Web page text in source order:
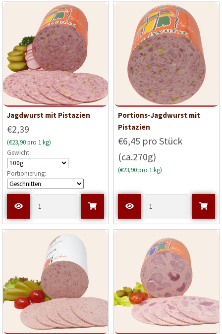
Jagdwurst mit Pistazien
€2,39
(€23,90 pro 1 kg)
Gewicht:
Portionierung:
Portions-Jagdwurst mit
Pistazien
€6,45 pro Stück
(ca.270g)
(€23,90 pro 1 kg)